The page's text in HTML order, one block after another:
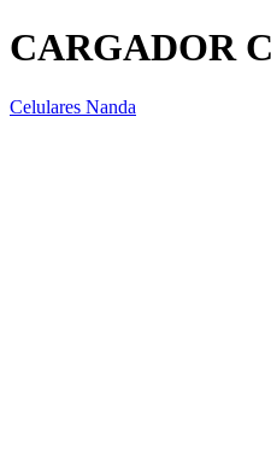
CARGADOR
Celulares Nanda